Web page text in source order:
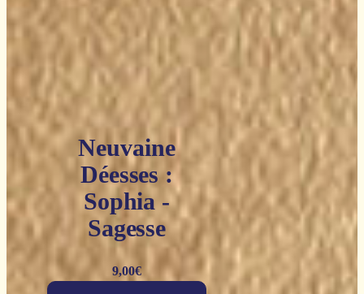
Neuvaine
Déesses :
Sophia -
Sagesse
9,00€